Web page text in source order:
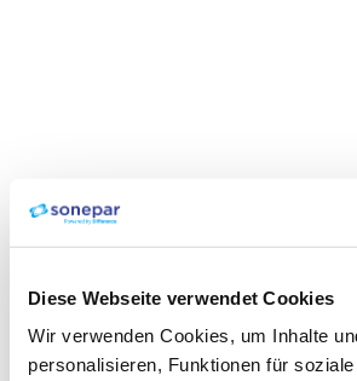
Diese Webseite verwendet Cookies
Wir verwenden Cookies, um Inhalte
personalisieren, Funktionen für